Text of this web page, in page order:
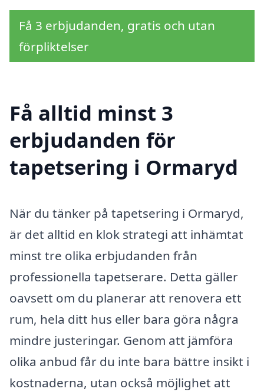
Få 3 erbjudanden, gratis och utan
förpliktelser
Få alltid minst 3
erbjudanden för
tapetsering i Ormaryd
När du tänker på tapetsering i Ormaryd,
är det alltid en klok strategi att inhämtat
minst tre olika erbjudanden från
professionella tapetserare. Detta gäller
oavsett om du planerar att renovera ett
rum, hela ditt hus eller bara göra några
mindre justeringar. Genom att jämföra
olika anbud får du inte bara bättre insikt i
kostnaderna, utan också möjlighet att